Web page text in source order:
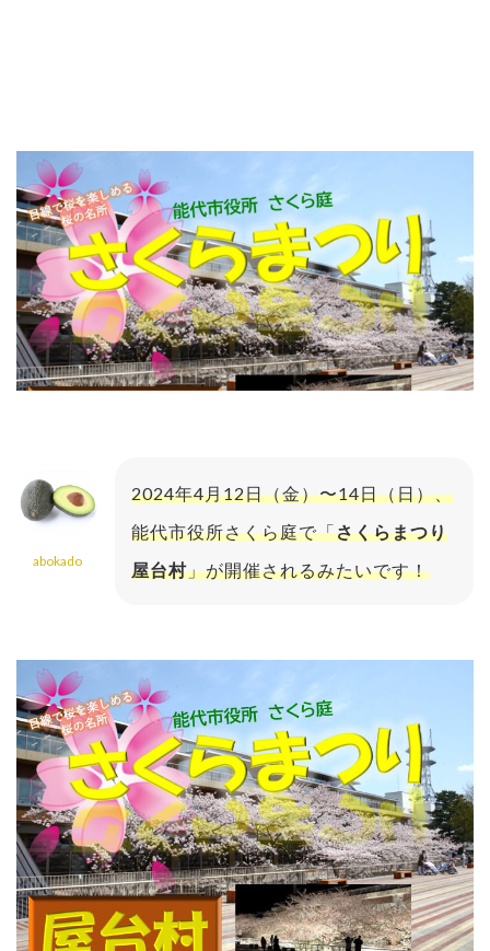
abokado
2024年4月12日（金）〜14日（日）、
能代市役所さくら庭で「さくらまつり
屋台村」が開催されるみたいです！